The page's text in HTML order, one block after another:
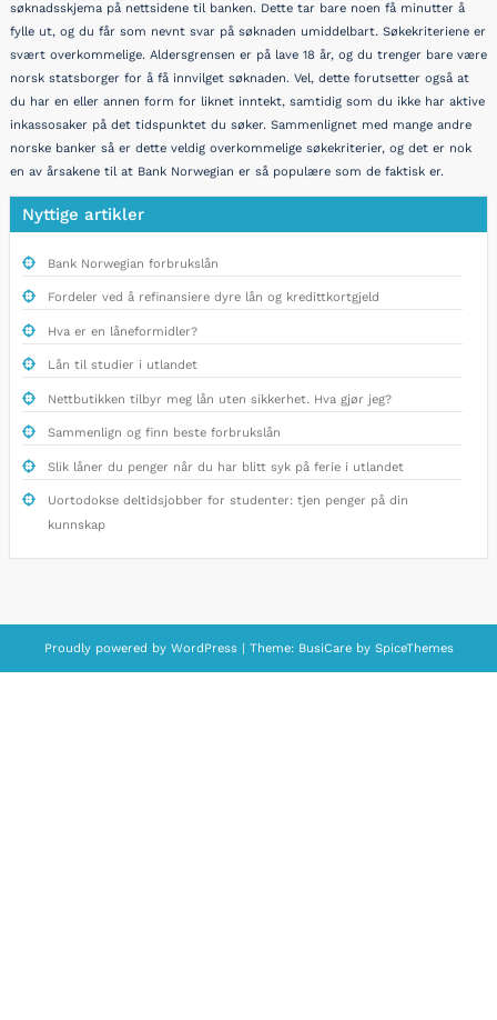
søknadsskjema på nettsidene til banken. Dette tar bare noen få minutter å
fylle ut, og du får som nevnt svar på søknaden umiddelbart. Søkekriteriene er
svært overkommelige. Aldersgrensen er på lave 18 år, og du trenger bare være
norsk statsborger for å få innvilget søknaden. Vel, dette forutsetter også at
du har en eller annen form for liknet inntekt, samtidig som du ikke har aktive
inkassosaker på det tidspunktet du søker. Sammenlignet med mange andre
norske banker så er dette veldig overkommelige søkekriterier, og det er nok
en av årsakene til at Bank Norwegian er så populære som de faktisk er.
Nyttige artikler
Bank Norwegian forbrukslån
Fordeler ved å refinansiere dyre lån og kredittkortgjeld
Hva er en låneformidler?
Lån til studier i utlandet
Nettbutikken tilbyr meg lån uten sikkerhet. Hva gjør jeg?
Sammenlign og finn beste forbrukslån
Slik låner du penger når du har blitt syk på ferie i utlandet
Uortodokse deltidsjobber for studenter: tjen penger på din
kunnskap
Proudly powered by WordPress| Theme: BusiCare bySpiceThemes